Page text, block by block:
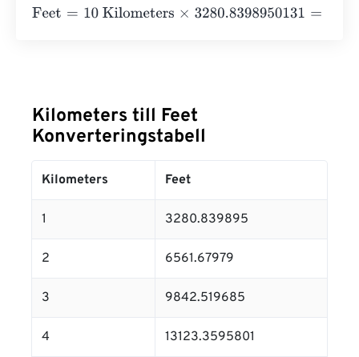
Feet= 10 Kilometers×3280.8398950131=
Kilometers till Feet
Konverteringstabell
Kilometers Feet
1 3280.839895
2 6561.67979
3 9842.519685
4 13123.3595801